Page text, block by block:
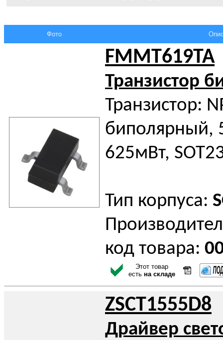
Фото
FMMT619TA
Транзистор
Транзистор:
биполярный,
625мВт,
Тип корпуса:
код товара:
Этот товар
есть на складе
ZSCT1555D8
Драйвер